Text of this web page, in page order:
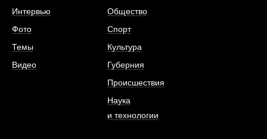
Интервью
Фото
Темы
Видео
Общество
Спорт
Культура
Губерния
Происшествия
Наука
и технологии